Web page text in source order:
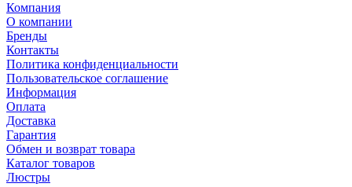
Компания
О компании
Бренды
Контакты
Политика конфиденциальности
Пользовательское соглашение
Информация
Оплата
Доставка
Гарантия
Обмен и возврат товара
Каталог товаров
Люстры